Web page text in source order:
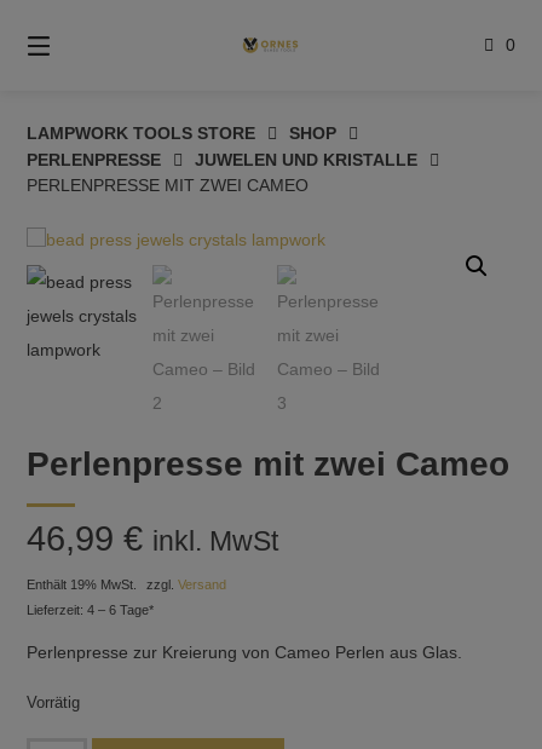
zum
Inhalt
0
LAMPWORK TOOLS STORE
SHOP
PERLENPRESSE
JUWELEN UND KRISTALLE
PERLENPRESSE MIT ZWEI CAMEO
Perlenpresse mit zwei Cameo
46,99€ inkl. MwSt
Enthält 19% MwSt. zzgl.Versand
Lieferzeit: 4 – 6 Tage*
Perlenpresse zur Kreierung von Cameo Perlen aus Glas.
Vorrätig